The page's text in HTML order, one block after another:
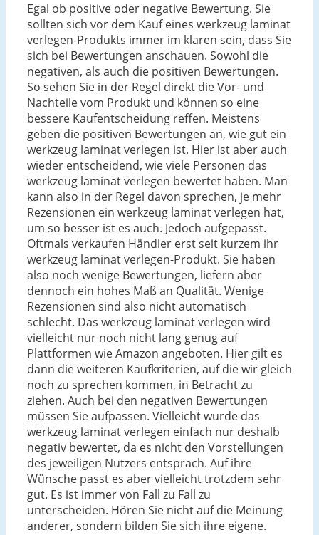
Egal ob positive oder negative Bewertung. Sie
sollten sich vor dem Kauf eines werkzeug laminat
verlegen-Produkts immer im klaren sein, dass Sie
sich bei Bewertungen anschauen. Sowohl die
negativen, als auch die positiven Bewertungen.
So sehen Sie in der Regel direkt die Vor- und
Nachteile vom Produkt und können so eine
bessere Kaufentscheidung reffen. Meistens
geben die positiven Bewertungen an, wie gut ein
werkzeug laminat verlegen ist. Hier ist aber auch
wieder entscheidend, wie viele Personen das
werkzeug laminat verlegen bewertet haben. Man
kann also in der Regel davon sprechen, je mehr
Rezensionen ein werkzeug laminat verlegen hat,
um so besser ist es auch. Jedoch aufgepasst.
Oftmals verkaufen Händler erst seit kurzem ihr
werkzeug laminat verlegen-Produkt. Sie haben
also noch wenige Bewertungen, liefern aber
dennoch ein hohes Maß an Qualität. Wenige
Rezensionen sind also nicht automatisch
schlecht. Das werkzeug laminat verlegen wird
vielleicht nur noch nicht lang genug auf
Plattformen wie Amazon angeboten. Hier gilt es
dann die weiteren Kaufkriterien, auf die wir gleich
noch zu sprechen kommen, in Betracht zu
ziehen. Auch bei den negativen Bewertungen
müssen Sie aufpassen. Vielleicht wurde das
werkzeug laminat verlegen einfach nur deshalb
negativ bewertet, da es nicht den Vorstellungen
des jeweiligen Nutzers entsprach. Auf ihre
Wünsche passt es aber vielleicht trotzdem sehr
gut. Es ist immer von Fall zu Fall zu
unterscheiden. Hören Sie nicht auf die Meinung
anderer, sondern bilden Sie sich ihre eigene.